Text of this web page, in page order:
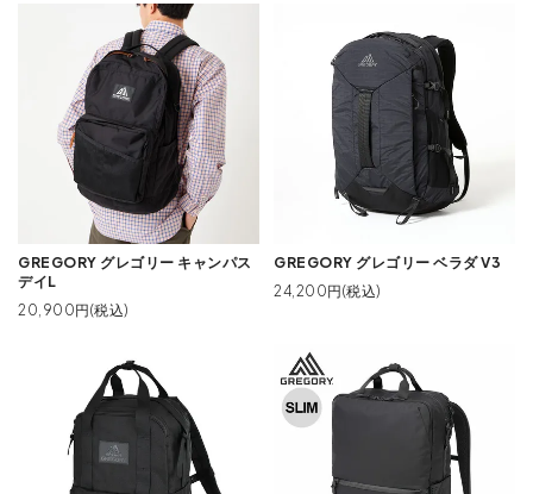
GREGORY グレゴリー キャンパス
デイL
20,900円(税込)
GREGORY グレゴリー ベラダ V3
24,200円(税込)